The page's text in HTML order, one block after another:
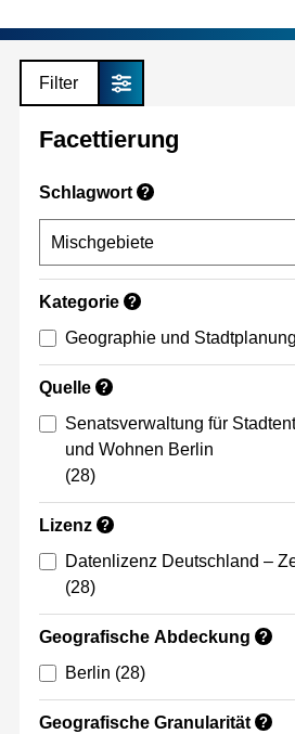
Filter
Facettierung
Schlagwort ?
Kategorie ?
Geographie und Stadtplanung
Quelle ?
Senatsverwaltung für
und Wohnen Berlin
(28)
Lizenz ?
Datenlizenz Deutschland –
(28)
Geografische Abdeckung ?
Berlin (28)
Geografische Granularität ?